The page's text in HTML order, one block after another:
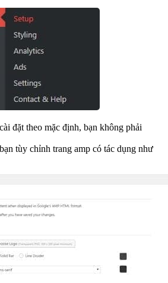
đặt theo mặc định, bạn không phải
tùy chỉnh trang amp có tác dụng như